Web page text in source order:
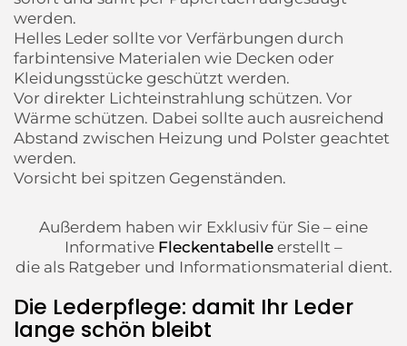
werden.
Helles Leder sollte vor Verfärbungen durch
farbintensive Materialen wie Decken oder
Kleidungsstücke geschützt werden.
Vor direkter Lichteinstrahlung schützen. Vor
Wärme schützen. Dabei sollte auch ausreichend
Abstand zwischen Heizung und Polster geachtet
werden.
Vorsicht bei spitzen Gegenständen.
Außerdem haben wir Exklusiv für Sie – eine
Informative Fleckentabelle erstellt –
die als Ratgeber und Informationsmaterial dient.
Die Lederpflege: damit Ihr Leder
lange schön bleibt